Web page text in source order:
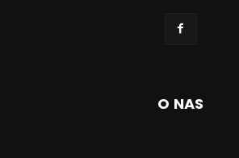
O NAS